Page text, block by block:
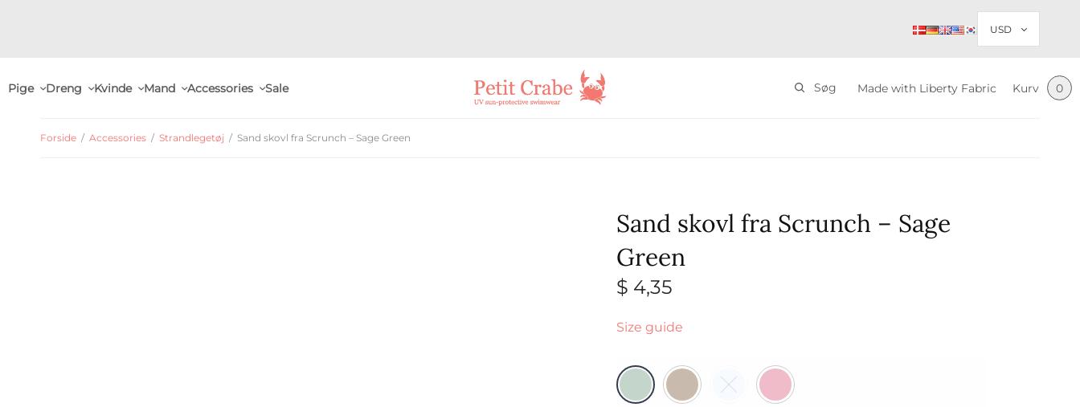
Pige Dreng Kvinde Mand Accessories Sale Søg Made with Liberty Fabric Kurv 0
Forside / Accessories / Strandlegetøj / Sand skovl fra Scrunch – Sage Green
Sand skovl fra Scrunch – Sage
Green
$ 4,35
Size guide